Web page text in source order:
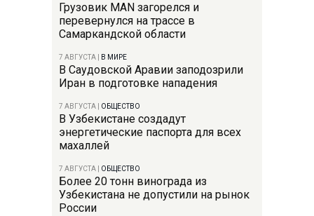
Грузовик MAN загорелся и
перевернулся на трассе в
Самаркандской области
7 АВГУСТА В МИРЕ
В Саудовской Аравии заподозрили
Иран в подготовке нападения
7 АВГУСТА ОБЩЕСТВО
В Узбекистане создадут
энергетические паспорта для всех
махаллей
7 АВГУСТА ОБЩЕСТВО
Более 20 тонн винограда из
Узбекистана не допустили на рынок
России